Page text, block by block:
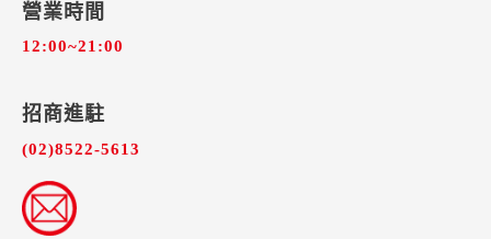
營業時間
12:00~21:00
招商進駐​
(02)8522-5613